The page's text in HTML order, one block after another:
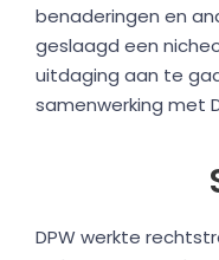
benaderingen en
geslaagd een
uitdaging aan te
samenwerking met
DPW werkte